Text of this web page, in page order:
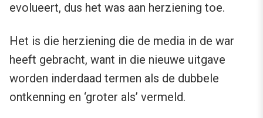
evolueert, dus het was aan herziening toe.
Het is die herziening die de media in de war
heeft gebracht, want in die nieuwe uitgave
worden inderdaad termen als de dubbele
ontkenning en ‘groter als’ vermeld.